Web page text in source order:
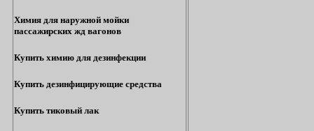
Химия для наружной мойки
пассажирских жд вагонов
Купить химию для дезинфекции
Купить дезинфицирующие средства
Купить тиковый лак